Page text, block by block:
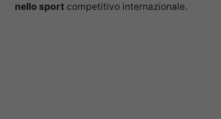
nello sport competitivo internazionale.